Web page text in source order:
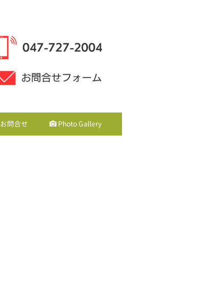
お問合せ Photo Gallery